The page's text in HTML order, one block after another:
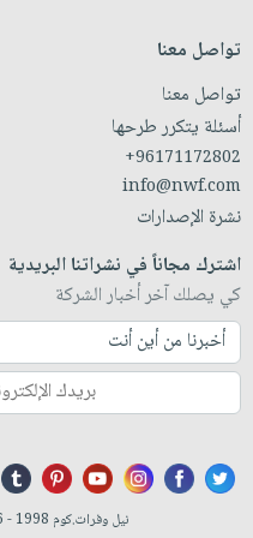
تواصل معنا
تواصل معنا
أسئلة يتكرر طرحها
+96171172802
info@nwf.com
نشرة الإصدارات
اشترك مجاناً في نشراتنا البريدية
كي يصلك آخر أخبار الشركة
نيل وفرات.كوم 1998 - 2026. كافة الحقوق محفوظة ©